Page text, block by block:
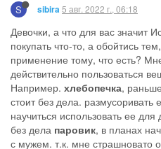
S sibira 5 авг. 2022 г., 06:18
Девочки, а что для вас значит
покупать что-то, а обойтись
применение тому, что есть?
действительно пользоваться
Например. хлебопечка,
стоит без дела. размусоривать
научиться использовать ее
без дела паровик, в планах
с мужем. т.к. мне страшновато